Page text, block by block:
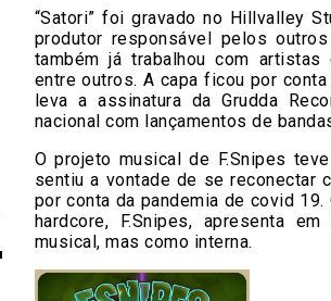
“Satori” foi gravado no Hillvalley
produtor responsável pelos
também já trabalhou com artistas
entre outros. A capa ficou por
leva a assinatura da Grudda
nacional com lançamentos de
O projeto musical de F.Snipes
sentiu a vontade de se reconectar
por conta da pandemia de covid
hardcore, F.Snipes, apresenta
musical, mas como interna.